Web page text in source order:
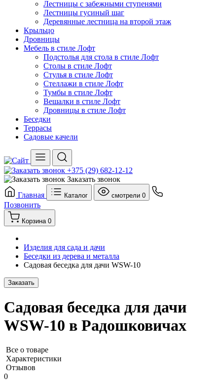
Лестницы с забежными ступенями
Лестницы гусиный шаг
Деревянные лестница на второй этаж
Крыльцо
Дровницы
Мебель в стиле Лофт
Подстолья для стола в стиле Лофт
Столы в стиле Лофт
Стулья в стиле Лофт
Стеллажи в стиле Лофт
Тумбы в стиле Лофт
Вешалки в стиле Лофт
Дровницы в стиле Лофт
Беседки
Террасы
Садовые качели
+375 (29) 682-12-12
Заказать звонок
Главная
Каталог смотрели 0
Позвонить
Корзина 0
Изделия для сада и дачи
Беседки из дерева и металла
Садовая беседка для дачи WSW-10
Заказать
Садовая беседка для дачи
WSW-10 в Радошковичах
Все о товаре
Характеристики
Отзывов
0